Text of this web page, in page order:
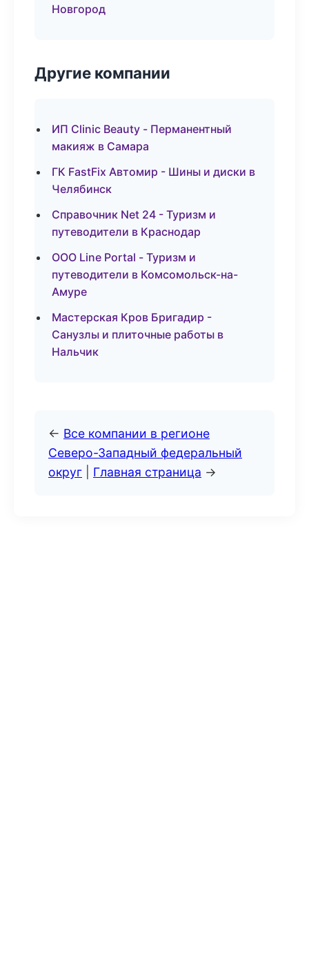
Новгород
Другие компании
ИП Clinic Beauty - Перманентный
макияж в Самара
ГК FastFix Автомир - Шины и диски в
Челябинск
Справочник Net 24 - Туризм и
путеводители в Краснодар
ООО Line Portal - Туризм и
путеводители в Комсомольск-на-
Амуре
Мастерская Кров Бригадир -
Санузлы и плиточные работы в
Нальчик
← Все компании в регионе
Северо-Западный федеральный
округ
Главная страница →